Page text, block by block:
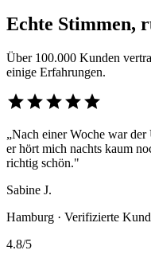
Echte Stimmen,
Über 100.000 Kunden
einige Erfahrungen.
starstarstarstarstar
„Nach einer Woche war
er hört mich nachts kaum
richtig schön."
Sabine J.
Hamburg · Verifizierte
4.8/5